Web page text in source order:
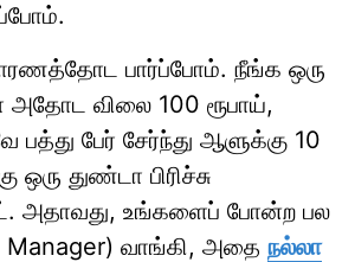
பார்ப்போம். நீங்க ஒரு
விலை 100 ரூபாய்,
பேர் சேர்ந்து ஆளுக்கு 10
துண்டா பிரிச்சு
அதாவது, உங்களைப் போன்ற பல
Manager) வாங்கி, அதை நல்லா